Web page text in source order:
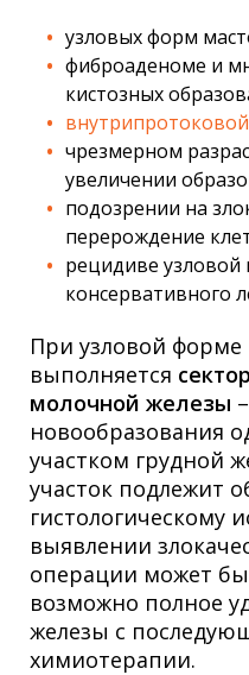
узловых форм
фиброаденоме и
кистозных
чрезмерном
увеличении
подозрении на
перерождение
рецидиве узловой
консервативного
При узловой форме
выполняется
молочной железы
новообразования
участком грудной
участок подлежит
гистологическому
выявлении
операции может
возможно полное
железы с
химиотерапии.